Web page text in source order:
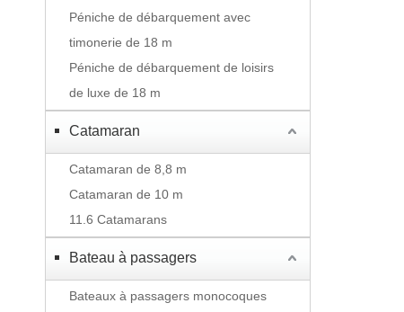
Péniche de débarquement avec
timonerie de 18 m
Péniche de débarquement de loisirs
de luxe de 18 m
Catamaran
Catamaran de 8,8 m
Catamaran de 10 m
11.6 Catamarans
Bateau à passagers
Bateaux à passagers monocoques